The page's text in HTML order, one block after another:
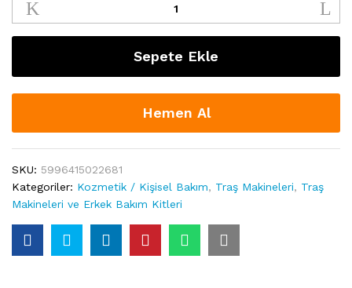
100
Series
Siyah
Sakal
Kesme
Sepete Ekle
Hemen Al
SKU: 5996415022681
Kategoriler: Kozmetik / Kişisel Bakım, Traş Makineleri, Traş
Makineleri ve Erkek Bakım Kitleri